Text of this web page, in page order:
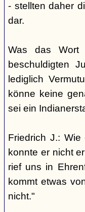
- stellten daher
dar.
Was das Wort
beschuldigten
lediglich
könne keine
sei ein
Friedrich J.:
konnte er nicht
rief uns in
kommt etwas
nicht."